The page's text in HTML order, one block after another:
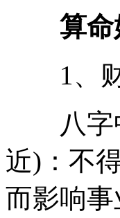
算命
1、财
八字中
近)：不
而影响